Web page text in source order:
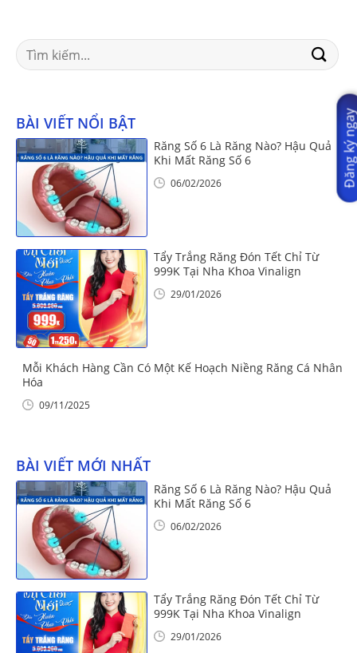
Search
for:
BÀI VIẾT NỔI BẬT
Răng Số 6 Là Răng Nào? Hậu Quả
Khi Mất Răng Số 6
06/02/2026
Tẩy Trắng Răng Đón Tết Chỉ Từ
999K Tại Nha Khoa Vinalign
29/01/2026
Mỗi Khách Hàng Cần Có Một Kế Hoạch Niềng Răng Cá Nhân
Hóa
09/11/2025
BÀI VIẾT MỚI NHẤT
Răng Số 6 Là Răng Nào? Hậu Quả
Khi Mất Răng Số 6
06/02/2026
Tẩy Trắng Răng Đón Tết Chỉ Từ
999K Tại Nha Khoa Vinalign
29/01/2026
Đăng